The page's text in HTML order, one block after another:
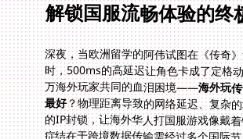
解锁国服流畅体验的终
深夜，当欧洲留学的阿伟试图在《传奇
时，500ms的高延迟让角色卡成了定格
万海外玩家共同的血泪困境——海外玩
最好？物理距离导致的网络延迟、复杂
的IP封锁，让海外华人打国服游戏像戴
症结在于跨境数据传输需经过多个国际
无法针对游戏协议优化。本文将通过真
解决这一痛点。真正的解决方案，在